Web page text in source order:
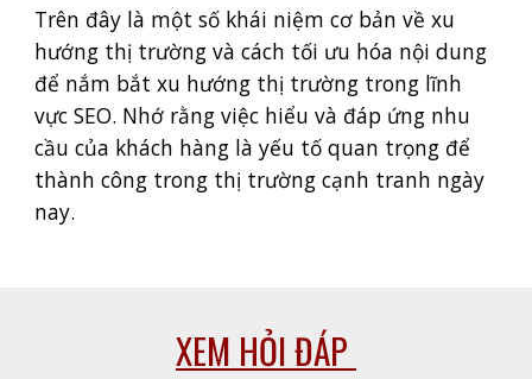
Trên đây là một số khái niệm cơ bản về xu
hướng thị trường và cách tối ưu hóa nội dung
để nắm bắt xu hướng thị trường trong lĩnh
vực SEO. Nhớ rằng việc hiểu và đáp ứng nhu
cầu của khách hàng là yếu tố quan trọng để
thành công trong thị trường cạnh tranh ngày
nay.
XEM HỎI ĐÁP